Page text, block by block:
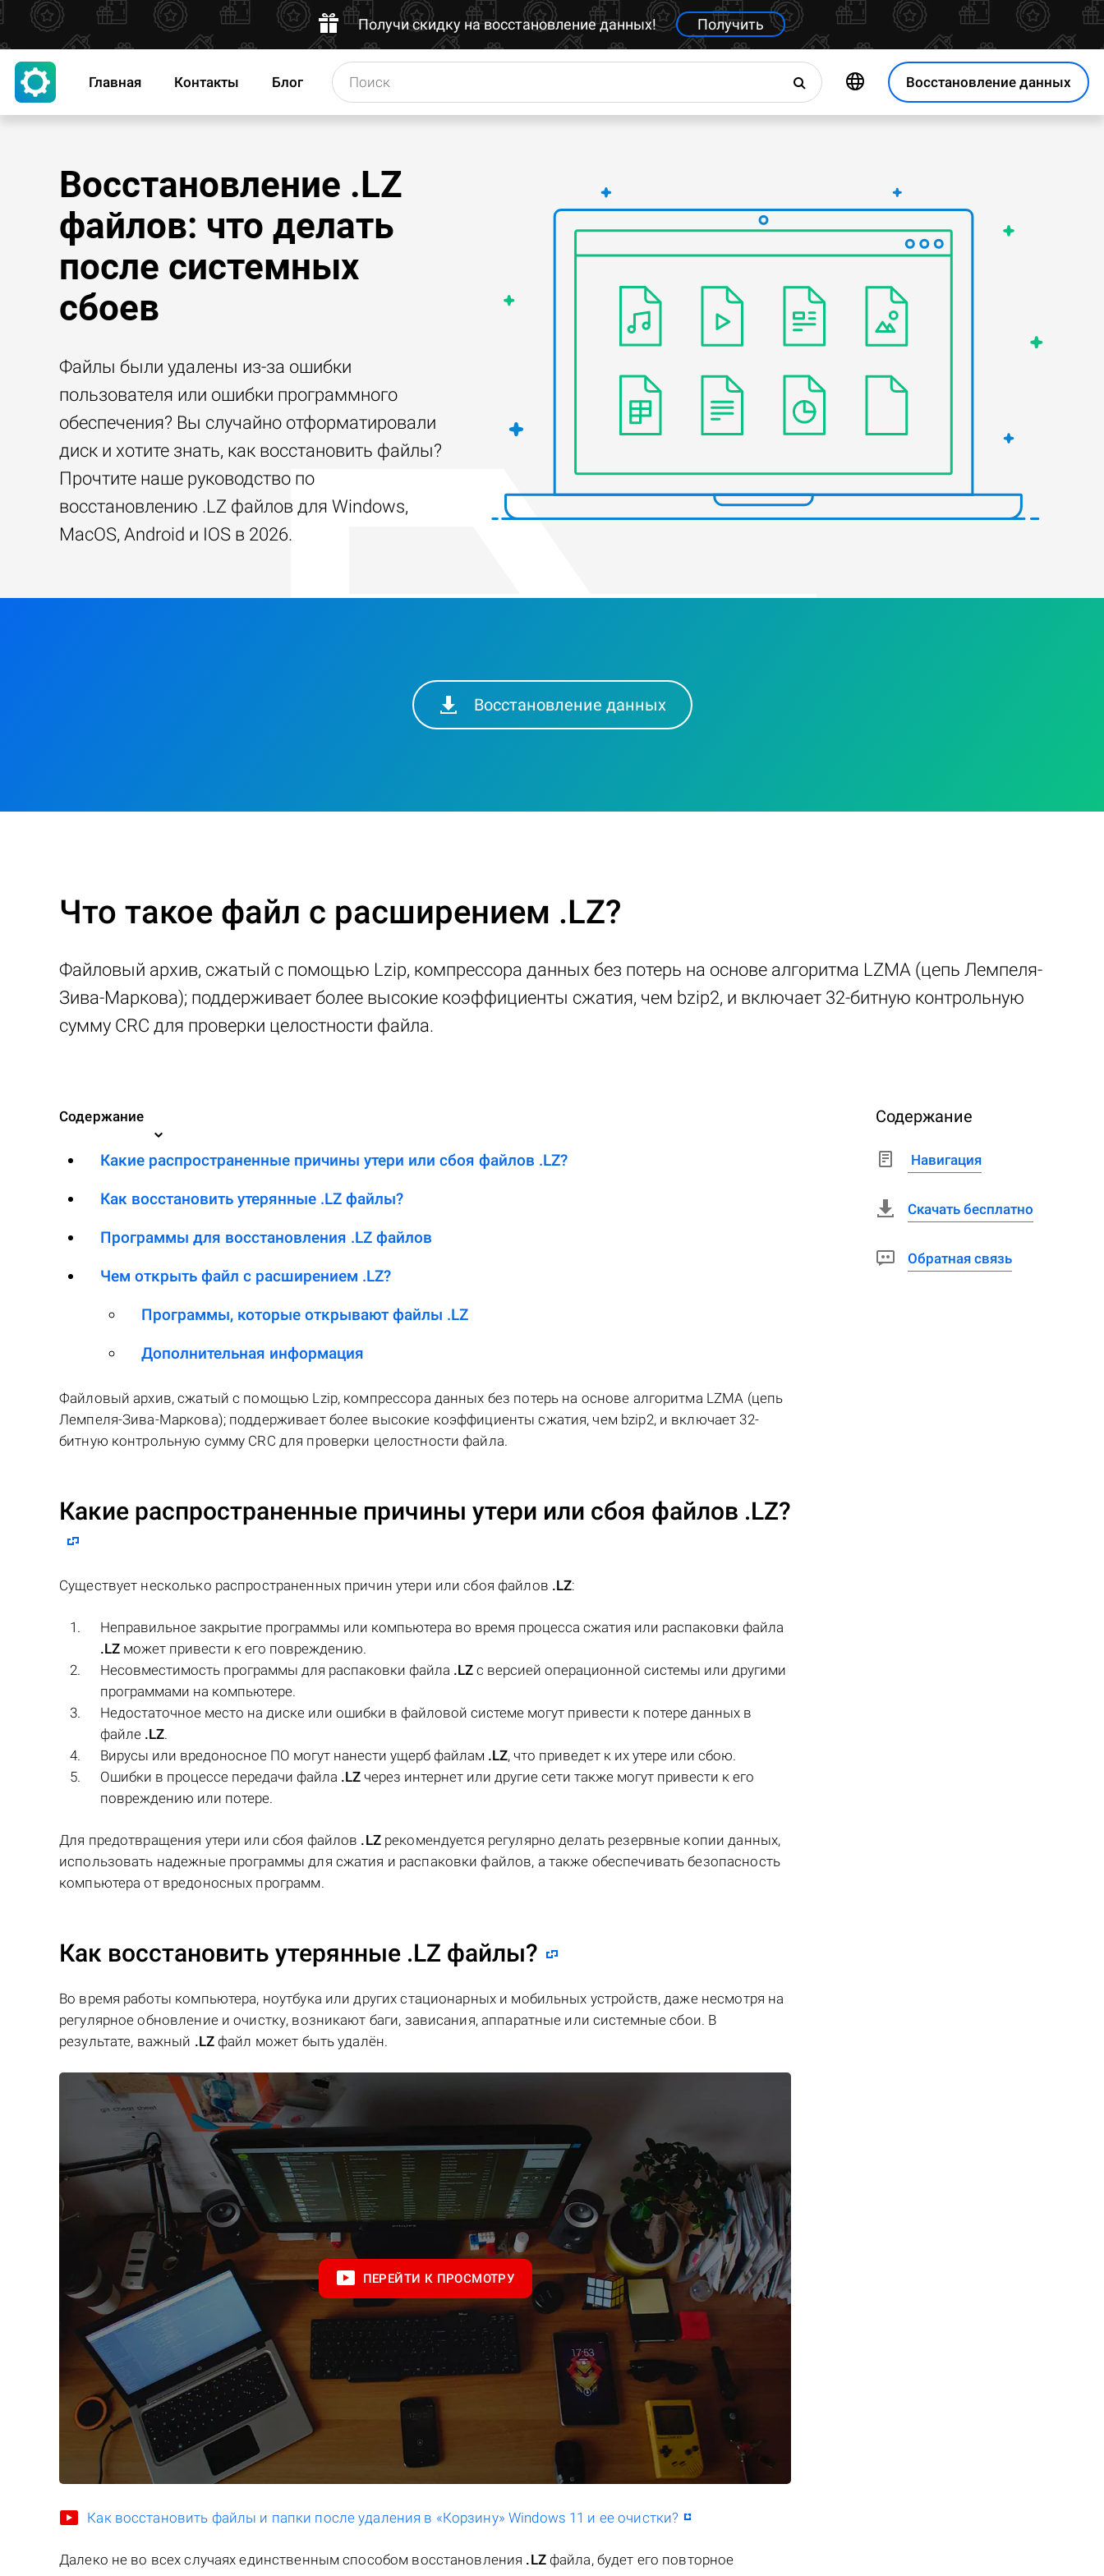
Получи скидку на восстановление данных! Получить
Восстановление данных
Главная Контакты Блог
Восстановление .LZ
файлов: что делать
после системных
сбоев
Файлы были удалены из-за ошибки
пользователя или ошибки программного
обеспечения? Вы случайно отформатировали
диск и хотите знать, как восстановить файлы?
Прочтите наше руководство по
восстановлению .LZ файлов для Windows,
MacOS, Android и IOS в 2026.
Восстановление данных
Что такое файл с расширением .LZ?
Файловый архив, сжатый с помощью Lzip, компрессора данных без потерь на основе алгоритма LZMA (цепь Лемпеля-
Зива-Маркова); поддерживает более высокие коэффициенты сжатия, чем bzip2, и включает 32-битную контрольную
сумму CRC для проверки целостности файла.
Содержание
Какие распространенные причины утери или сбоя файлов .LZ?
Как восстановить утерянные .LZ файлы?
Программы для восстановления .LZ файлов
Чем открыть файл с расширением .LZ?
Программы, которые открывают файлы .LZ
Дополнительная информация
Файловый архив, сжатый с помощью Lzip, компрессора данных без потерь на основе алгоритма LZMA (цепь
Лемпеля-Зива-Маркова); поддерживает более высокие коэффициенты сжатия, чем bzip2, и включает 32-
битную контрольную сумму CRC для проверки целостности файла.
Какие распространенные причины утери или сбоя файлов .LZ?
Существует несколько распространенных причин утери или сбоя файлов .LZ:
Неправильное закрытие программы или компьютера во время процесса сжатия или распаковки файла
.LZ может привести к его повреждению.
Несовместимость программы для распаковки файла .LZ с версией операционной системы или другими
программами на компьютере.
Недостаточное место на диске или ошибки в файловой системе могут привести к потере данных в
файле .LZ.
Вирусы или вредоносное ПО могут нанести ущерб файлам .LZ, что приведет к их утере или сбою.
Ошибки в процессе передачи файла .LZ через интернет или другие сети также могут привести к его
повреждению или потере.
Для предотвращения утери или сбоя файлов .LZрекомендуется регулярно делать резервные копии данных,
использовать надежные программы для сжатия и распаковки файлов, а также обеспечивать безопасность
компьютера от вредоносных программ.
Как восстановить утерянные .LZ файлы?
Во время работы компьютера, ноутбука или других стационарных и мобильных устройств, даже несмотря на
регулярное обновление и очистку, возникают баги, зависания, аппаратные или системные сбои. В
результате, важный .LZфайл может быть удалён.
ПЕРЕЙТИ К ПРОСМОТРУ
Как восстановить файлы и папки после удаления в «Корзину» Windows 11 и ее очистки?
Далеко не во всех случаях единственным способом восстановления .LZфайла, будет его повторное
Содержание
Навигация
Скачать бесплатно
Обратная связь